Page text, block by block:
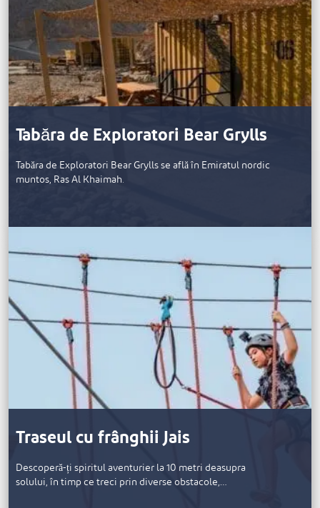
Tabăra de Exploratori Bear Grylls
Tabăra de Exploratori Bear Grylls se află în Emiratul nordic
muntos, Ras Al Khaimah.
Traseul cu frânghii Jais
Descoperă-ți spiritul aventurier la 10 metri deasupra
solului, în timp ce treci prin diverse obstacole,…